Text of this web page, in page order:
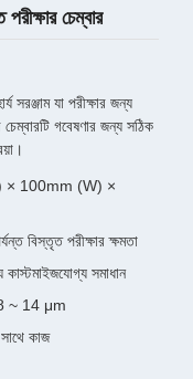
চেম্বার
সরঞ্জাম যা পরীক্ষার জন্য
গবেষণার জন্য সঠিক
× 100mm (W) ×
বিস্তৃত পরীক্ষার ক্ষমতা
কাস্টমাইজযোগ্য সমাধান
8 ~ 14 μm
সাথে কাজ